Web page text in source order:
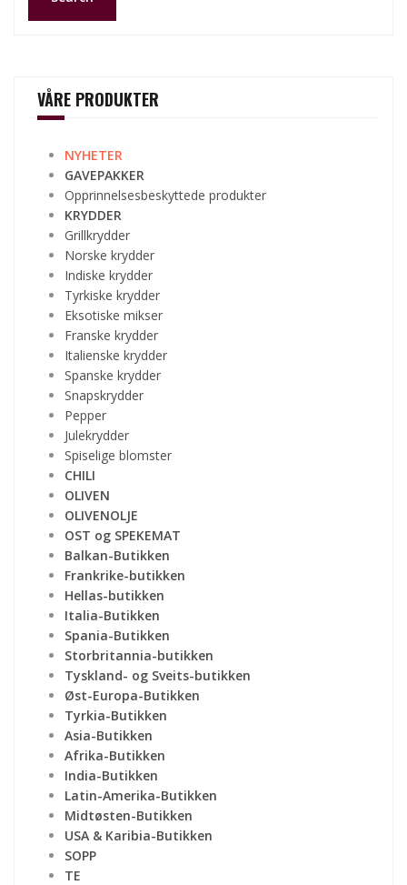
VÅRE PRODUKTER
NYHETER
GAVEPAKKER
Opprinnelsesbeskyttede produkter
KRYDDER
Grillkrydder
Norske krydder
Indiske krydder
Tyrkiske krydder
Eksotiske mikser
Franske krydder
Italienske krydder
Spanske krydder
Snapskrydder
Pepper
Julekrydder
Spiselige blomster
CHILI
OLIVEN
OLIVENOLJE
OST og SPEKEMAT
Balkan-Butikken
Frankrike-butikken
Hellas-butikken
Italia-Butikken
Spania-Butikken
Storbritannia-butikken
Tyskland- og Sveits-butikken
Øst-Europa-Butikken
Tyrkia-Butikken
Asia-Butikken
Afrika-Butikken
India-Butikken
Latin-Amerika-Butikken
Midtøsten-Butikken
USA & Karibia-Butikken
SOPP
TE